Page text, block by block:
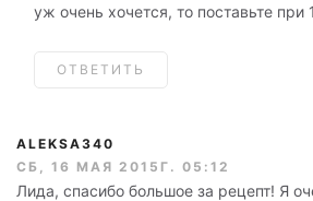
уж очень хочется, то поставьте при
ОТВЕТИТЬ
ALEKSA340
СБ, 16 МАЯ 2015Г. 05:12
Лида, спасибо большое за рецепт! Я